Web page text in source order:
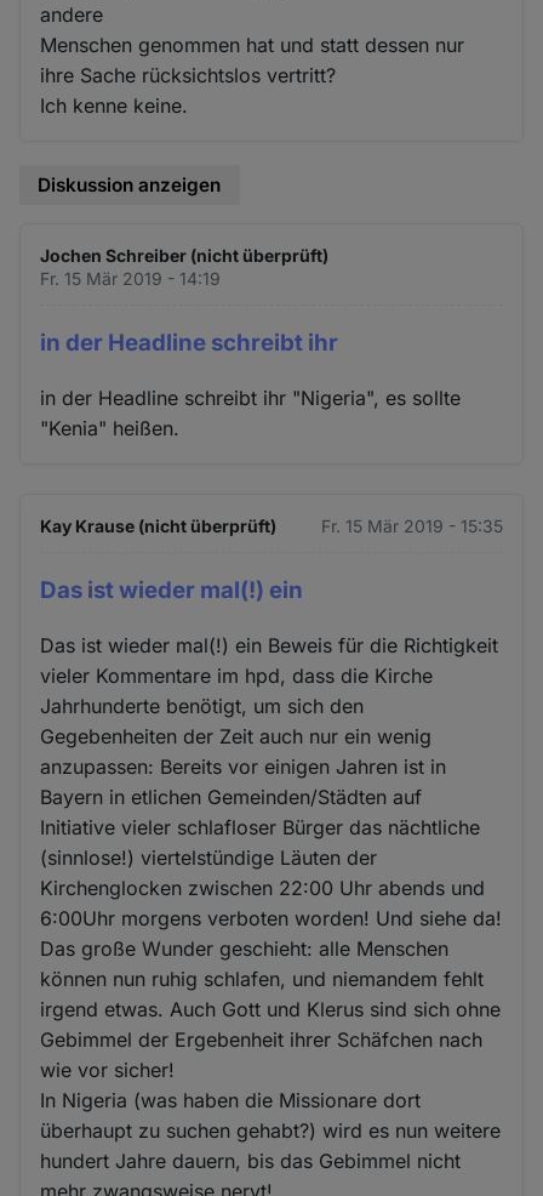
andere
Menschen genommen hat und statt dessen nur
ihre Sache rücksichtslos vertritt?
Ich kenne keine.
Diskussion anzeigen
Jochen Schreiber (nicht überprüft)
Fr. 15 Mär 2019 - 14:19
in der Headline schreibt ihr
in der Headline schreibt ihr "Nigeria", es sollte
"Kenia" heißen.
Kay Krause (nicht überprüft) Fr. 15 Mär 2019 - 15:35
Das ist wieder mal(!) ein
Das ist wieder mal(!) ein Beweis für die Richtigkeit
vieler Kommentare im hpd, dass die Kirche
Jahrhunderte benötigt, um sich den
Gegebenheiten der Zeit auch nur ein wenig
anzupassen: Bereits vor einigen Jahren ist in
Bayern in etlichen Gemeinden/Städten auf
Initiative vieler schlafloser Bürger das nächtliche
(sinnlose!) viertelstündige Läuten der
Kirchenglocken zwischen 22:00 Uhr abends und
6:00Uhr morgens verboten worden! Und siehe da!
Das große Wunder geschieht: alle Menschen
können nun ruhig schlafen, und niemandem fehlt
irgend etwas. Auch Gott und Klerus sind sich ohne
Gebimmel der Ergebenheit ihrer Schäfchen nach
wie vor sicher!
In Nigeria (was haben die Missionare dort
überhaupt zu suchen gehabt?) wird es nun weitere
hundert Jahre dauern, bis das Gebimmel nicht
mehr zwangsweise nervt!